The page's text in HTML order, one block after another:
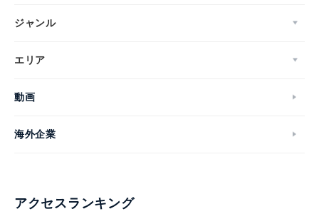
ジャンル
エリア
動画
海外企業
アクセスランキング